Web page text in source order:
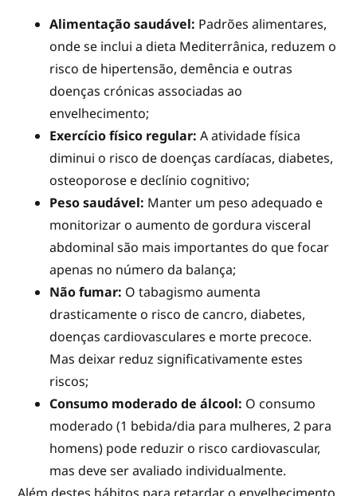
Alimentação saudável: Padrões alimentares,
onde se inclui a dieta Mediterrânica, reduzem o
risco de hipertensão, demência e outras
doenças crónicas associadas ao
envelhecimento;
Exercício físico regular: A atividade física
diminui o risco de doenças cardíacas, diabetes,
osteoporose e declínio cognitivo;
Peso saudável: Manter um peso adequado e
monitorizar o aumento de gordura visceral
abdominal são mais importantes do que focar
apenas no número da balança;
Não fumar: O tabagismo aumenta
drasticamente o risco de cancro, diabetes,
doenças cardiovasculares e morte precoce.
Mas deixar reduz significativamente estes
riscos;
Consumo moderado de álcool: O consumo
moderado (1 bebida/dia para mulheres, 2 para
homens) pode reduzir o risco cardiovascular,
mas deve ser avaliado individualmente.